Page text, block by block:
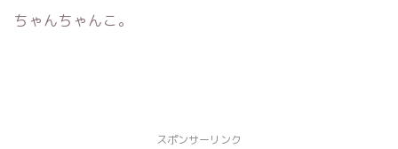
ちゃんちゃんこ。
スポンサーリンク